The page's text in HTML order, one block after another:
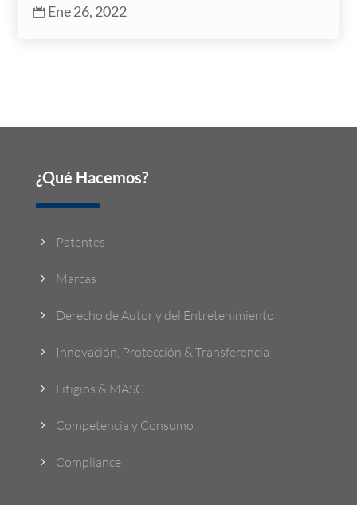
 Ene 26, 2022
¿Qué Hacemos?
5 Patentes
5 Marcas
5 Derecho de Autor y del Entretenimiento
5 Innovación, Protección & Transferencia
5 Litigios & MASC
5 Competencia y Consumo
5 Compliance